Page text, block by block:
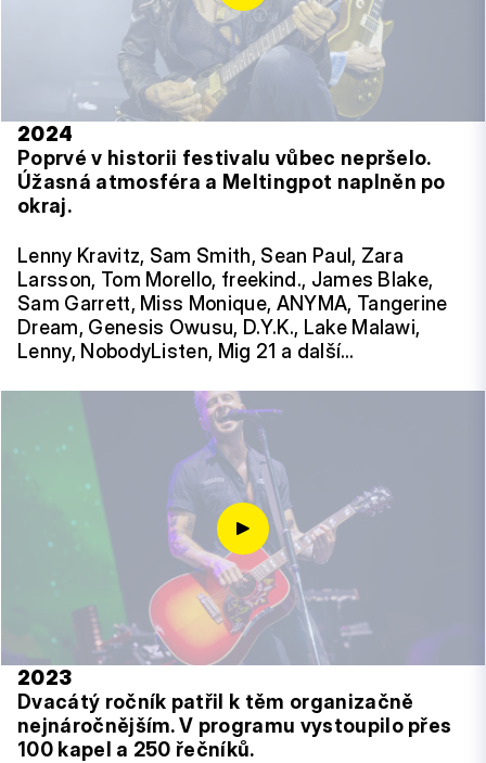
2024
Poprvé v historii festivalu vůbec nepršelo.
Úžasná atmosféra a Meltingpot naplněn po
okraj.
Lenny Kravitz, Sam Smith, Sean Paul, Zara
Larsson, Tom Morello, freekind., James Blake,
Sam Garrett, Miss Monique, ANYMA, Tangerine
Dream, Genesis Owusu, D.Y.K., Lake Malawi,
Lenny, NobodyListen, Mig 21 a další…
2023
Dvacátý ročník patřil k těm organizačně
nejnáročnějším. V programu vystoupilo přes
100 kapel a 250 řečníků.